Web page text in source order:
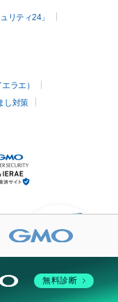
リティ24」
ラエ）
し対策
無料診断